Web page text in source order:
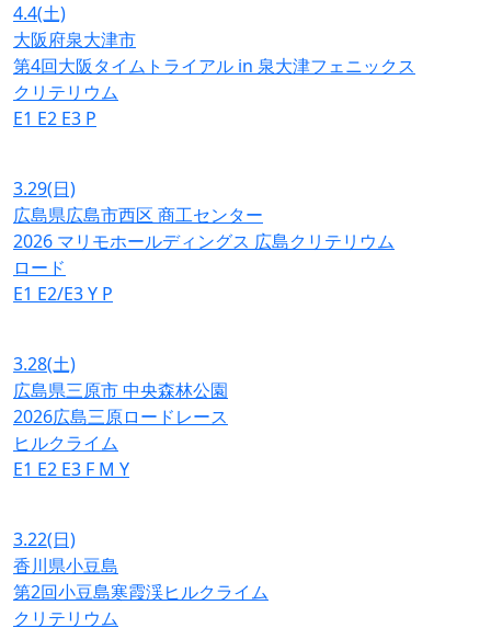
4.4(土)
大阪府泉大津市
第4回大阪タイムトライアル in 泉大津フェニックス
クリテリウム
E1 E2 E3 P
3.29(日)
広島県広島市西区 商工センター
2026 マリモホールディングス 広島クリテリウム
ロード
E1 E2/E3Y P
3.28(土)
広島県三原市 中央森林公園
2026広島三原ロードレース
ヒルクライム
E1 E2 E3 F M Y
3.22(日)
香川県小豆島
第2回小豆島寒霞渓ヒルクライム
クリテリウム